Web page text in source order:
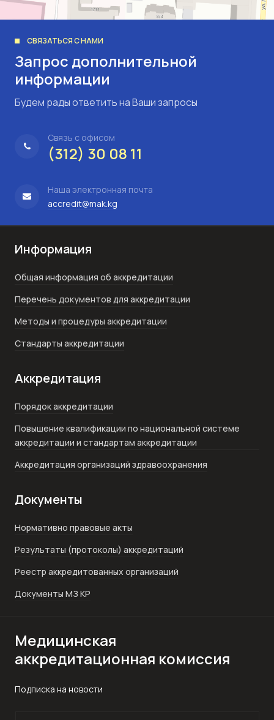
СВЯЗАТЬСЯ С НАМИ
Запрос дополнительной
информации
Будем рады ответить на Ваши запросы
Связь с офисом
(312) 30 08 11
Наша электронная почта
accredit@mak.kg
Информация
Общая информация об аккредитации
Перечень документов для аккредитации
Методы и процедуры аккредитации
Стандарты аккредитации
Аккредитация
Порядок аккредитации
Повышение квалификации по национальной системе
аккредитации и стандартам аккредитации
Аккредитация организаций здравоохранения
Документы
Нормативно правовые акты
Результаты (протоколы) аккредитаций
Реестр аккредитованных организаций
Документы МЗ КР
Медицинская
аккредитационная комиссия
Подписка на новости